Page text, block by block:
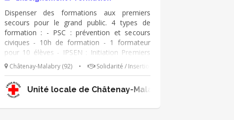
Plessis Robinson
Dispenser des formations aux premiers
secours pour le grand public. 4 types de
formation : - PSC : prévention et secours
civiques - 10h de formation - 1 formateur
pour 10 élèves - IPSEN : Initiation Premiers
Secours Enfant Nourrisson (prévention des
accidents domestiques + gestes de 1ers
secours sur les enfants et nourrissons) - 5
heures de formation - 1 formateur pour 10
élèves - IPS : Initiation Premiers Secours
Châtenay-Malabry (92) • Solidarité / Insertion
Unité locale de Châtenay-Malabry Le Plessis